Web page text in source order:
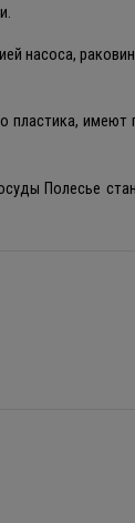
насоса,
пластика,
Полесье